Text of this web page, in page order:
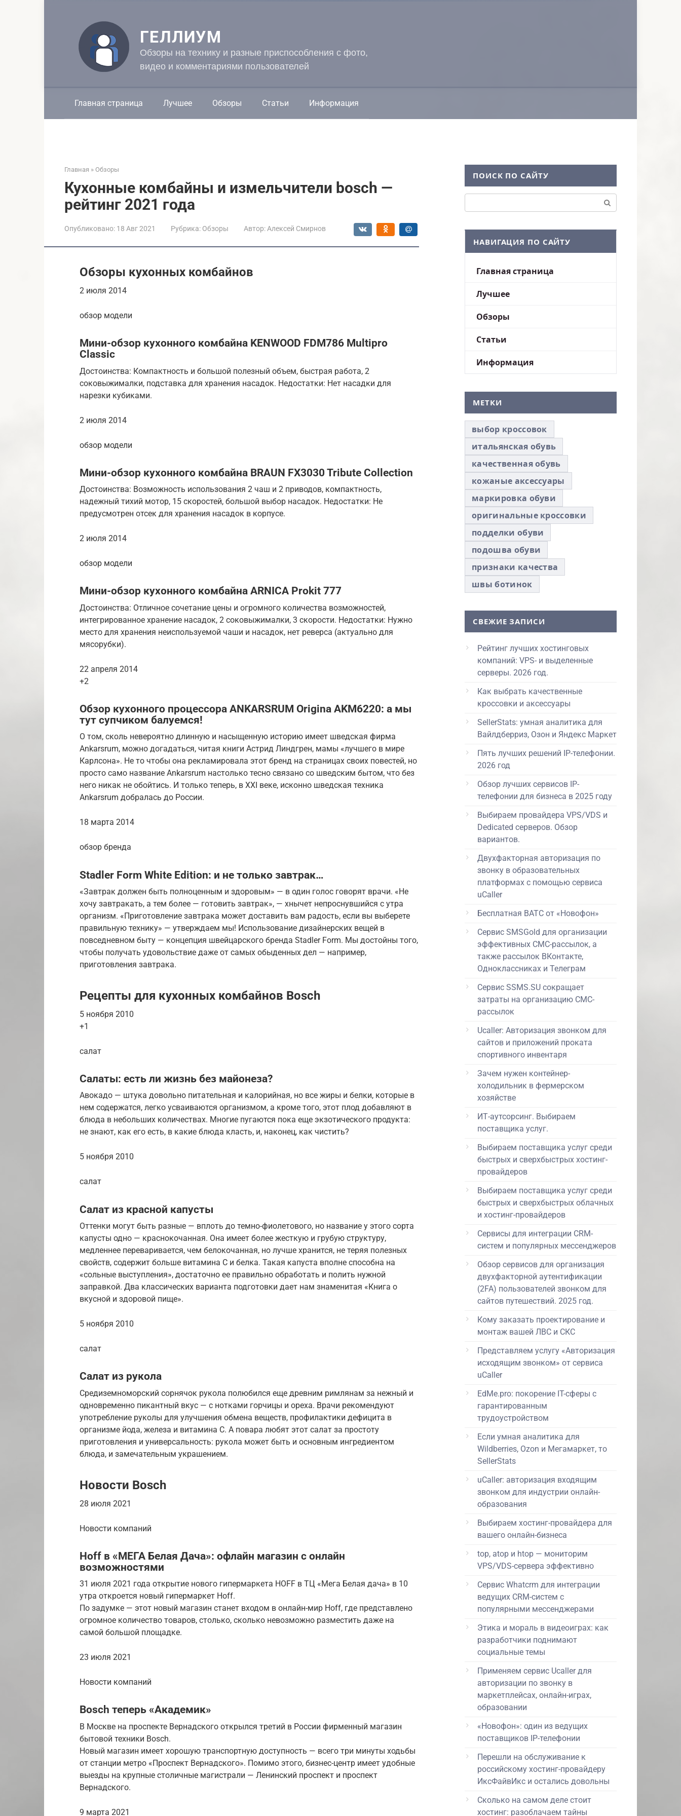
ГЕЛЛИУМ
Обзоры на технику и разные приспособления с фото,
видео и комментариями пользователей
Главная страница Лучшее Обзоры Статьи Информация
Главная » Обзоры
Кухонные комбайны и измельчители bosch —
рейтинг 2021 года
Опубликовано: 18 Авг 2021 Рубрика: Обзоры Автор: Алексей Смирнов
Обзоры кухонных комбайнов
2 июля 2014
обзор модели
Мини-обзор кухонного комбайна KENWOOD FDM786 Multipro
Classic
Достоинства: Компактность и большой полезный объем, быстрая работа, 2
соковыжималки, подставка для хранения насадок. Недостатки: Нет насадки для
нарезки кубиками.
2 июля 2014
обзор модели
Мини-обзор кухонного комбайна BRAUN FX3030 Tribute Collection
Достоинства: Возможность использования 2 чаш и 2 приводов, компактность,
надежный тихий мотор, 15 скоростей, большой выбор насадок. Недостатки: Не
предусмотрен отсек для хранения насадок в корпусе.
2 июля 2014
обзор модели
Мини-обзор кухонного комбайна ARNICA Prokit 777
Достоинства: Отличное сочетание цены и огромного количества возможностей,
интегрированное хранение насадок, 2 соковыжималки, 3 скорости. Недостатки: Нужно
место для хранения неиспользуемой чаши и насадок, нет реверса (актуально для
мясорубки).
22 апреля 2014
+2
Обзор кухонного процессора ANKARSRUM Origina AKM6220: а мы
тут супчиком балуемся!
О том, сколь невероятно длинную и насыщенную историю имеет шведская фирма
Ankarsrum, можно догадаться, читая книги Астрид Линдгрен, мамы «лучшего в мире
Карлсона». Не то чтобы она рекламировала этот бренд на страницах своих повестей, но
просто само название Ankarsrum настолько тесно связано со шведским бытом, что без
него никак не обойтись. И только теперь, в ХХI веке, исконно шведская техника
Ankarsrum добралась до России.
18 марта 2014
обзор бренда
Stadler Form White Edition: и не только завтрак…
«Завтрак должен быть полноценным и здоровым» — в один голос говорят врачи. «Не
хочу завтракать, а тем более — готовить завтрак», — хнычет непроснувшийся с утра
организм. «Приготовление завтрака может доставить вам радость, если вы выберете
правильную технику» — утверждаем мы! Использование дизайнерских вещей в
повседневном быту — концепция швейцарского бренда Stadler Form. Мы достойны того,
чтобы получать удовольствие даже от самых обыденных дел — например,
приготовления завтрака.
Рецепты для кухонных комбайнов Bosch
5 ноября 2010
+1
салат
Салаты: есть ли жизнь без майонеза?
Авокадо — штука довольно питательная и калорийная, но все жиры и белки, которые в
нем содержатся, легко усваиваются организмом, а кроме того, этот плод добавляют в
блюда в небольших количествах. Многие пугаются пока еще экзотического продукта:
не знают, как его есть, в какие блюда класть, и, наконец, как чистить?
5 ноября 2010
салат
Салат из красной капусты
Оттенки могут быть разные — вплоть до темно-фиолетового, но название у этого сорта
капусты одно — краснокочанная. Она имеет более жесткую и грубую структуру,
медленнее переваривается, чем белокочанная, но лучше хранится, не теряя полезных
свойств, содержит больше витамина С и белка. Такая капуста вполне способна на
«сольные выступления», достаточно ее правильно обработать и полить нужной
заправкой. Два классических варианта подготовки дает нам знаменитая «Книга о
вкусной и здоровой пище».
5 ноября 2010
салат
Салат из рукола
Средиземноморский сорнячок рукола полюбился еще древним римлянам за нежный и
одновременно пикантный вкус — с нотками горчицы и ореха. Врачи рекомендуют
употребление руколы для улучшения обмена веществ, профилактики дефицита в
организме йода, железа и витамина С. А повара любят этот салат за простоту
приготовления и универсальность: рукола может быть и основным ингредиентом
блюда, и замечательным украшением.
Новости Bosch
28 июля 2021
Новости компаний
Hoff в «МЕГА Белая Дача»: офлайн магазин с онлайн
возможностями
31 июля 2021 года открытие нового гипермаркета HOFF в ТЦ «Мега Белая дача» в 10
утра откроется новый гипермаркет Hoff.
По задумке — этот новый магазин станет входом в онлайн-мир Hoff, где представлено
огромное количество товаров, столько, сколько невозможно разместить даже на
самой большой площадке.
23 июля 2021
Новости компаний
Bosch теперь «Академик»
В Москве на проспекте Вернадского открылся третий в России фирменный магазин
бытовой техники Bosch.
Новый магазин имеет хорошую транспортную доступность — всего три минуты ходьбы
от станции метро «Проспект Вернадского». Помимо этого, бизнес-центр имеет удобные
выезды на крупные столичные магистрали — Ленинский проспект и проспект
Вернадского.
9 марта 2021
ПОИСК ПО САЙТУ
НАВИГАЦИЯ ПО САЙТУ
Главная страница
Лучшее
Обзоры
Статьи
Информация
МЕТКИ
выбор кроссовок
итальянская обувь
качественная обувь
кожаные аксессуары
маркировка обуви
оригинальные кроссовки
подделки обуви
подошва обуви
признаки качества
швы ботинок
СВЕЖИЕ ЗАПИСИ
Рейтинг лучших хостинговых
компаний: VPS- и выделенные
серверы. 2026 год.
Как выбрать качественные
кроссовки и аксессуары
SellerStats: умная аналитика для
Вайлдберриз, Озон и Яндекс Маркет
Пять лучших решений IP-телефонии.
2026 год
Обзор лучших сервисов IP-
телефонии для бизнеса в 2025 году
Выбираем провайдера VPS/VDS и
Dedicated серверов. Обзор
вариантов.
Двухфакторная авторизация по
звонку в образовательных
платформах с помощью сервиса
uCaller
Бесплатная ВАТС от «Новофон»
Сервис SMSGold для организации
эффективных СМС-рассылок, а
также рассылок ВКонтакте,
Одноклассниках и Телеграм
Сервис SSMS.SU сокращает
затраты на организацию СМС-
рассылок
Ucaller: Авторизация звонком для
сайтов и приложений проката
спортивного инвентаря
Зачем нужен контейнер-
холодильник в фермерском
хозяйстве
ИТ-аутсорсинг. Выбираем
поставщика услуг.
Выбираем поставщика услуг среди
быстрых и сверхбыстрых хостинг-
провайдеров
Выбираем поставщика услуг среди
быстрых и сверхбыстрых облачных
и хостинг-провайдеров
Сервисы для интеграции CRM-
систем и популярных мессенджеров
Обзор сервисов для организация
двухфакторной аутентификации
(2FA) пользователей звонком для
сайтов путешествий. 2025 год.
Кому заказать проектирование и
монтаж вашей ЛВС и СКС
Представляем услугу «Авторизация
исходящим звонком» от сервиса
uCaller
EdMe.pro: покорение IT-сферы с
гарантированным
трудоустройством
Если умная аналитика для
Wildberries, Ozon и Мегамаркет, то
SellerStats
uCaller: авторизация входящим
звонком для индустрии онлайн-
образования
Выбираем хостинг-провайдера для
вашего онлайн-бизнеса
top, atop и htop — мониторим
VPS/VDS-сервера эффективно
Сервис Whatcrm для интеграции
ведущих CRM-систем с
популярными мессенджерами
Этика и мораль в видеоиграх: как
разработчики поднимают
социальные темы
Применяем сервис Ucaller для
авторизации по звонку в
маркетплейсах, онлайн-играх,
образовании
«Новофон»: один из ведущих
поставщиков IP-телефонии
Перешли на обслуживание к
российскому хостинг-провайдеру
ИксФайвИкс и остались довольны
Сколько на самом деле стоит
хостинг: разоблачаем тайны